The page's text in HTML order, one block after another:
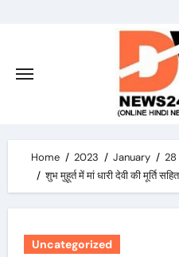
Home 2023 January
28
शुभ मुहूर्त में मां धारी देवी की मूर्ति
Uncategorized